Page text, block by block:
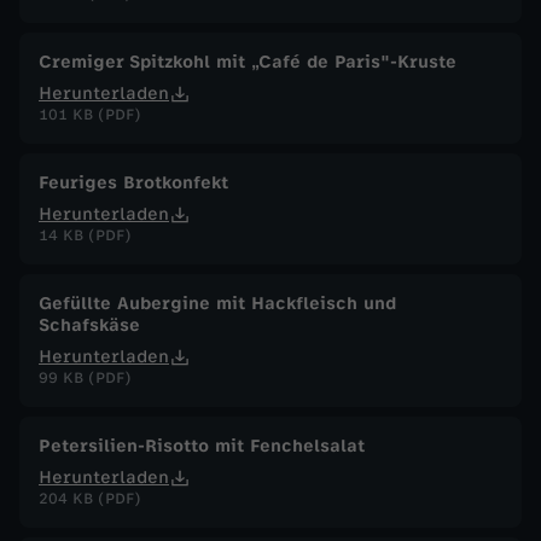
o
e
b
e
r
2
Cremiger Spitzkohl mit „Café de Paris"-Kruste
Herunterladen
101 KB (PDF)
Feuriges Brotkonfekt
Herunterladen
14 KB (PDF)
Gefüllte Aubergine mit Hackfleisch und
Schafskäse
Herunterladen
99 KB (PDF)
Petersilien-Risotto mit Fenchelsalat
Herunterladen
204 KB (PDF)